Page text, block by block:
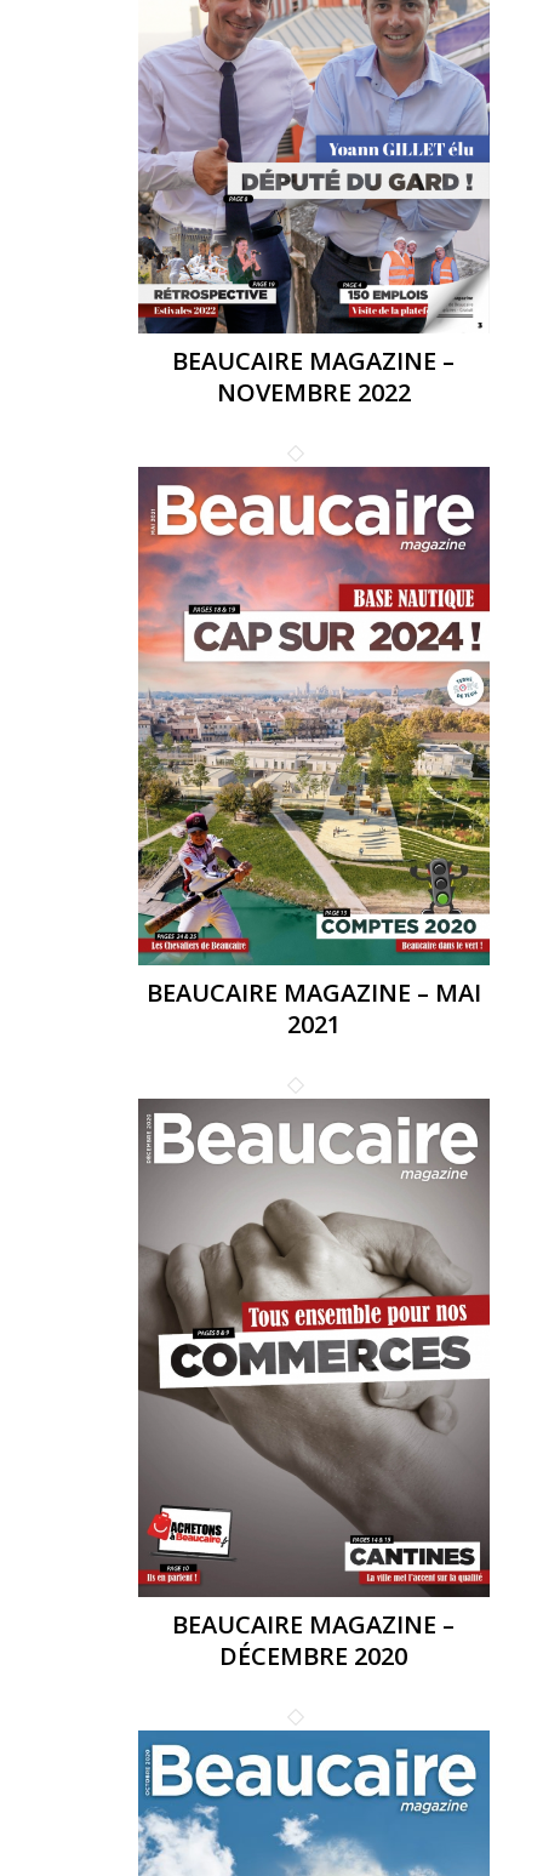
BEAUCAIRE MAGAZINE –
NOVEMBRE 2022
BEAUCAIRE MAGAZINE – MAI
2021
BEAUCAIRE MAGAZINE –
DÉCEMBRE 2020